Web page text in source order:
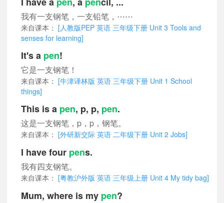
我有一支钢笔，一支铅笔，⋯⋯
来自课本： [人教版PEP 英语 三年级下册 Unit 3 Tools and
senses for learning]
It's a pen!
它是一支钢笔！
来自课本： [牛津译林版 英语 三年级下册 Unit 1 School
things]
This is a pen, p, p, pen.
这是一支钢笔，p，p，钢笔。
来自课本： [外研新交际 英语 二年级下册 Unit 2 Jobs]
I have four pens.
我有四支钢笔。
来自课本： [粤教沪外版 英语 三年级上册 Unit 4 My tidy bag]
Mum, where is my pen?